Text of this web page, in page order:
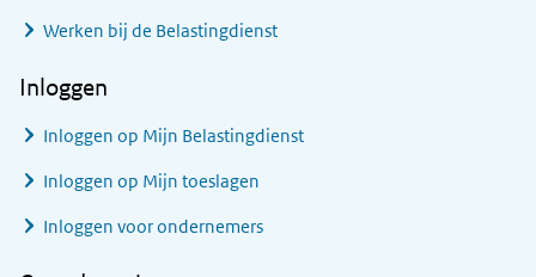
Werken bij de Belastingdienst
Inloggen
Inloggen op Mijn Belastingdienst
Inloggen op Mijn toeslagen
Inloggen voor ondernemers